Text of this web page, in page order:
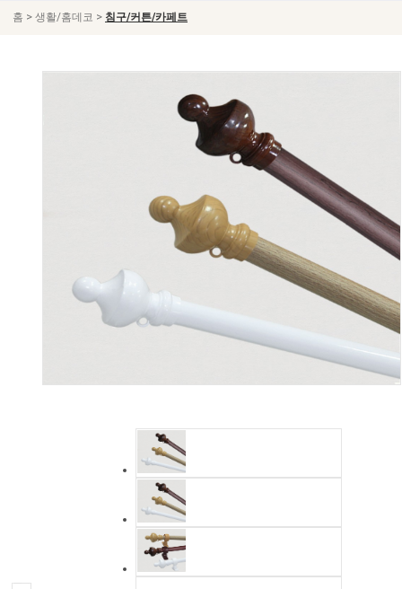
홈 > 생활/홈데코 > 침구/커튼/카페트